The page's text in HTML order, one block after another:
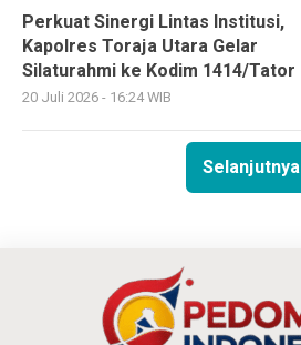
Perkuat Sinergi Lintas Institusi,
Kapolres Toraja Utara Gelar
Silaturahmi ke Kodim 1414/Tator
20 Juli 2026 - 16:24 WIB
Selanjutnya